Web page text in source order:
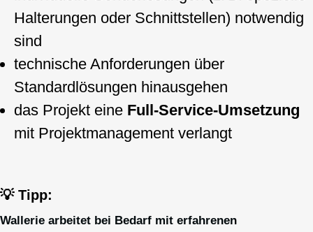
Halterungen oder Schnittstellen) notwendig
sind
technische Anforderungen über
Standardlösungen hinausgehen
das Projekt eine Full-Service-Umsetzung
mit Projektmanagement verlangt
💡 Tipp:
Wallerie arbeitet bei Bedarf mit erfahrenen